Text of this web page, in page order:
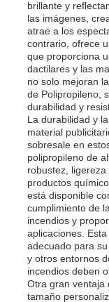
Visita a la
Control de
Contacto
noticias
Todos los casos
Solicitar una
brillante y
las imágenes,
atrae a los
contrario, ofrece
que proporciona
dactilares y las
no solo mejoran
de Polipropileno,
durabilidad y
La durabilidad y
material
sobresale en
polipropileno de
robustez,
productos
está disponible
cumplimiento de
incendios y
aplicaciones.
adecuado para
y otros entornos
incendios deben
Otra gran ventaja
tamaño